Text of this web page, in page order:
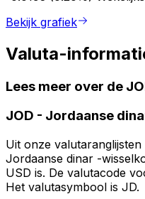
Bekijk grafiek
Valuta-
Lees meer over de
JOD - Jordaanse
Uit onze
Jordaanse dinar -
USD is. De valutacode
Het valutasymbool is JD.